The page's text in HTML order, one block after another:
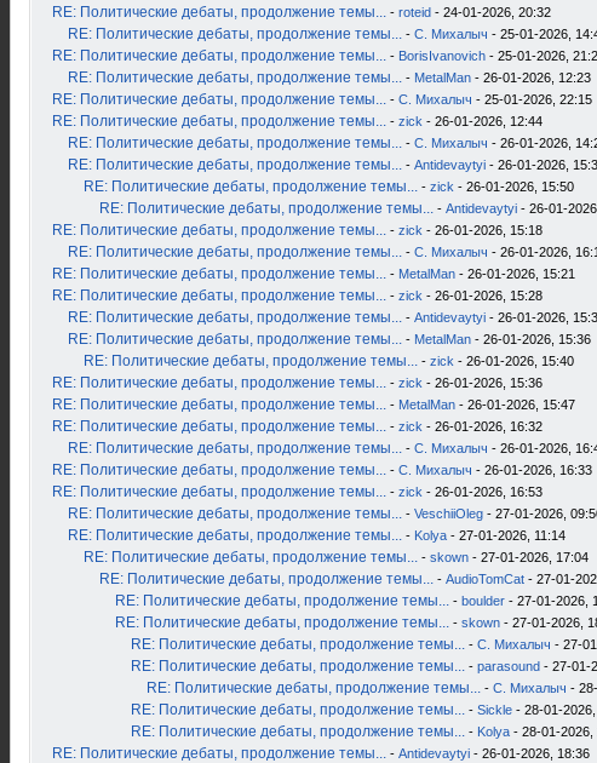
RE: Политические дебаты, продолжение темы... - roteid - 24-01-2026, 20:32
RE: Политические дебаты, продолжение темы... - С. Михалыч - 25-01-2026,
RE: Политические дебаты, продолжение темы... - BorisIvanovich - 25-01-2026,
RE: Политические дебаты, продолжение темы... - MetalMan - 26-01-2026, 12:23
RE: Политические дебаты, продолжение темы... - С. Михалыч - 25-01-2026, 22:15
RE: Политические дебаты, продолжение темы... - zick - 26-01-2026, 12:44
RE: Политические дебаты, продолжение темы... - С. Михалыч - 26-01-2026,
RE: Политические дебаты, продолжение темы... - Antidevaytyi - 26-01-2026,
RE: Политические дебаты, продолжение темы... - zick - 26-01-2026, 15:50
RE: Политические дебаты, продолжение темы... - Antidevaytyi - 26-01-
RE: Политические дебаты, продолжение темы... - zick - 26-01-2026, 15:18
RE: Политические дебаты, продолжение темы... - С. Михалыч - 26-01-2026,
RE: Политические дебаты, продолжение темы... - MetalMan - 26-01-2026, 15:21
RE: Политические дебаты, продолжение темы... - zick - 26-01-2026, 15:28
RE: Политические дебаты, продолжение темы... - Antidevaytyi - 26-01-2026,
RE: Политические дебаты, продолжение темы... - MetalMan - 26-01-2026, 15:36
RE: Политические дебаты, продолжение темы... - zick - 26-01-2026, 15:40
RE: Политические дебаты, продолжение темы... - zick - 26-01-2026, 15:36
RE: Политические дебаты, продолжение темы... - MetalMan - 26-01-2026, 15:47
RE: Политические дебаты, продолжение темы... - zick - 26-01-2026, 16:32
RE: Политические дебаты, продолжение темы... - С. Михалыч - 26-01-2026,
RE: Политические дебаты, продолжение темы... - С. Михалыч - 26-01-2026, 16:33
RE: Политические дебаты, продолжение темы... - zick - 26-01-2026, 16:53
RE: Политические дебаты, продолжение темы... - VeschiiOleg - 27-01-2026,
RE: Политические дебаты, продолжение темы... - Kolya - 27-01-2026, 11:14
RE: Политические дебаты, продолжение темы... - skown - 27-01-2026, 17:04
RE: Политические дебаты, продолжение темы... - AudioTomCat - 27-01-
RE: Политические дебаты, продолжение темы... - boulder - 27-01-2026,
RE: Политические дебаты, продолжение темы... - skown - 27-01-2026,
RE: Политические дебаты, продолжение темы... - С. Михалыч - 27-
RE: Политические дебаты, продолжение темы... - parasound - 27-01-
RE: Политические дебаты, продолжение темы... - С. Михалыч -
RE: Политические дебаты, продолжение темы... - Sickle - 28-01-2026,
RE: Политические дебаты, продолжение темы... - Kolya - 28-01-2026,
RE: Политические дебаты, продолжение темы... - Antidevaytyi - 26-01-2026, 18:36